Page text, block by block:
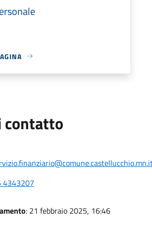
contatto
4343207
: 21 febbraio 2025, 16:46